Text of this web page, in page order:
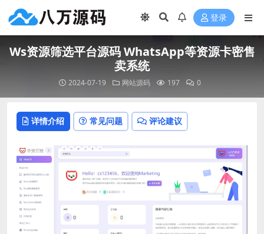
登录
Ws资源筛选平台源码 WhatsApp等资源卡密售
卖系统
2024-07-19 网站源码 197 0
详情介绍 常见问题 评论建议